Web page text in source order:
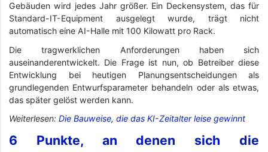
Gebäuden wird jedes Jahr größer. Ein Deckensystem, das für
Standard-IT-Equipment ausgelegt wurde, trägt nicht
automatisch eine AI-Halle mit 100 Kilowatt pro Rack.
Die tragwerklichen Anforderungen haben sich
auseinanderentwickelt. Die Frage ist nun, ob Betreiber diese
Entwicklung bei heutigen Planungsentscheidungen als
grundlegenden Entwurfsparameter behandeln oder als etwas,
das später gelöst werden kann.
Weiterlesen: Die Bauweise, die das KI-Zeitalter leise gewinnt
6 Punkte, an denen sich die